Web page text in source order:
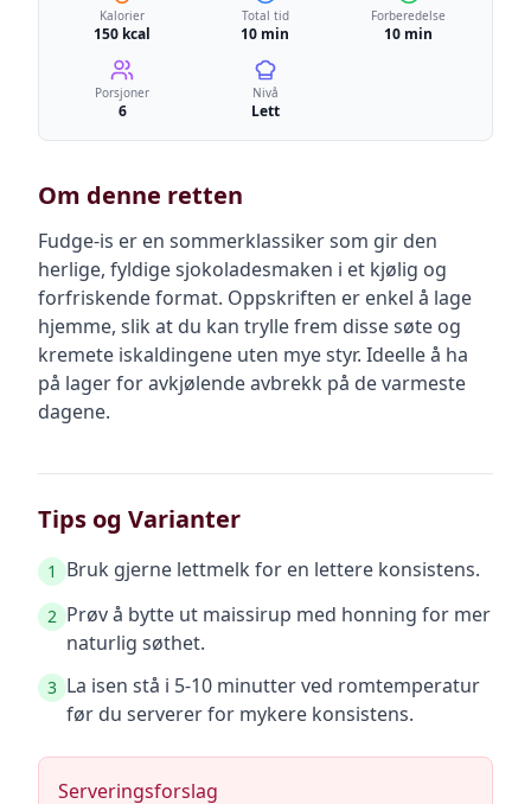
Kalorier
150 kcal
Total tid
10 min
Forberedelse
10 min
Porsjoner
6
Nivå
Lett
Om denne retten
Fudge-is er en sommerklassiker som gir den
herlige, fyldige sjokoladesmaken i et kjølig og
forfriskende format. Oppskriften er enkel å lage
hjemme, slik at du kan trylle frem disse søte og
kremete iskaldingene uten mye styr. Ideelle å ha
på lager for avkjølende avbrekk på de varmeste
dagene.
Tips og Varianter
1 Bruk gjerne lettmelk for en lettere konsistens.
2 Prøv å bytte ut maissirup med honning for mer
naturlig søthet.
3 La isen stå i 5-10 minutter ved romtemperatur
før du serverer for mykere konsistens.
Serveringsforslag